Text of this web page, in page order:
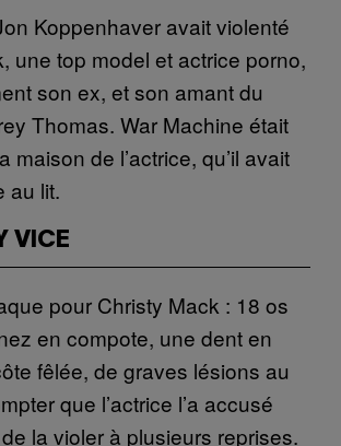
Koppenhaver avait violenté
une top model et actrice porno,
son ex, et son amant du
Thomas. War Machine était
maison de l’actrice, qu’il avait
au lit.
VICE
pour Christy Mack : 18 os
en compote, une dent en
fêlée, de graves lésions au
que l’actrice l’a accusé
la violer à plusieurs reprises.